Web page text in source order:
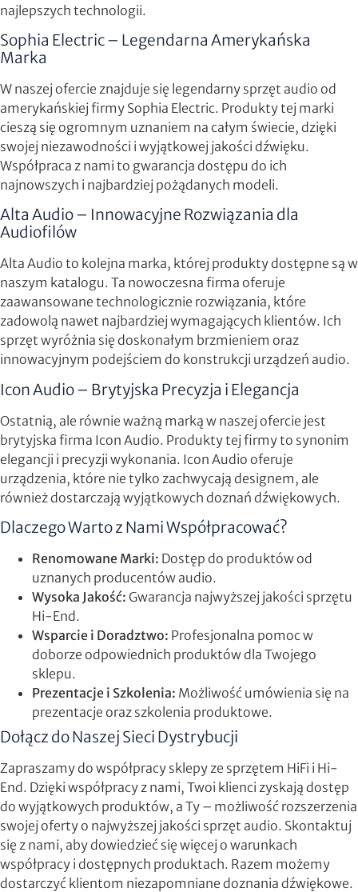
najlepszych technologii.
Sophia Electric – Legendarna Amerykańska
Marka
W naszej ofercie znajduje się legendarny sprzęt audio od
amerykańskiej firmy Sophia Electric. Produkty tej marki
cieszą się ogromnym uznaniem na całym świecie, dzięki
swojej niezawodności i wyjątkowej jakości dźwięku.
Współpraca z nami to gwarancja dostępu do ich
najnowszych i najbardziej pożądanych modeli.
Alta Audio – Innowacyjne Rozwiązania dla
Audiofilów
Alta Audio to kolejna marka, której produkty dostępne są w
naszym katalogu. Ta nowoczesna firma oferuje
zaawansowane technologicznie rozwiązania, które
zadowolą nawet najbardziej wymagających klientów. Ich
sprzęt wyróżnia się doskonałym brzmieniem oraz
innowacyjnym podejściem do konstrukcji urządzeń audio.
Icon Audio – Brytyjska Precyzja i Elegancja
Ostatnią, ale równie ważną marką w naszej ofercie jest
brytyjska firma Icon Audio. Produkty tej firmy to synonim
elegancji i precyzji wykonania. Icon Audio oferuje
urządzenia, które nie tylko zachwycają designem, ale
również dostarczają wyjątkowych doznań dźwiękowych.
Dlaczego Warto z Nami Współpracować?
Renomowane Marki: Dostęp do produktów od
uznanych producentów audio.
Wysoka Jakość: Gwarancja najwyższej jakości sprzętu
Hi-End.
Wsparcie i Doradztwo: Profesjonalna pomoc w
doborze odpowiednich produktów dla Twojego
sklepu.
Prezentacje i Szkolenia: Możliwość umówienia się na
prezentacje oraz szkolenia produktowe.
Dołącz do Naszej Sieci Dystrybucji
Zapraszamy do współpracy sklepy ze sprzętem HiFi i Hi-
End. Dzięki współpracy z nami, Twoi klienci zyskają dostęp
do wyjątkowych produktów, a Ty – możliwość rozszerzenia
swojej oferty o najwyższej jakości sprzęt audio. Skontaktuj
się z nami, aby dowiedzieć się więcej o warunkach
współpracy i dostępnych produktach. Razem możemy
dostarczyć klientom niezapomniane doznania dźwiękowe.